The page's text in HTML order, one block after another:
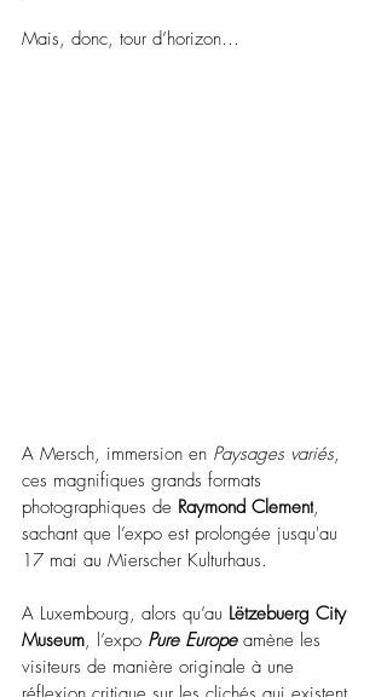
Mais, donc, tour d’horizon…
A Mersch, immersion en Paysages variés,
ces magnifiques grands formats
photographiques de Raymond Clement,
sachant que l’expo est prolongée jusqu'au
17 mai au Mierscher Kulturhaus.
A Luxembourg, alors qu’au Lëtzebuerg City
Museum, l’expo Pure Europe amène les
visiteurs de manière originale à une